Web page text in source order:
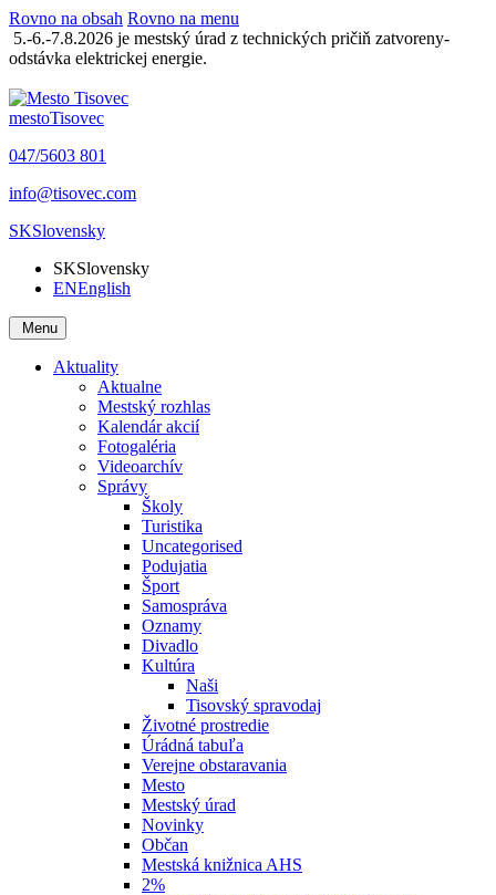
Rovno na obsah Rovno na menu
5.-6.-7.8.2026 je mestský úrad z technických pričiň zatvoreny-
odstávka elektrickej energie.
mestoTisovec
047/5603 801
info@tisovec.com
SKSlovensky
SKSlovensky
ENEnglish
Menu
Aktuality
Aktualne
Mestský rozhlas
Kalendár akcií
Fotogaléria
Videoarchív
Správy
Školy
Turistika
Uncategorised
Podujatia
Šport
Samospráva
Oznamy
Divadlo
Kultúra
Naši
Tisovský spravodaj
Životné prostredie
Úrádná tabuľa
Verejne obstaravania
Mesto
Mestský úrad
Novinky
Občan
Mestská knižnica AHS
2%